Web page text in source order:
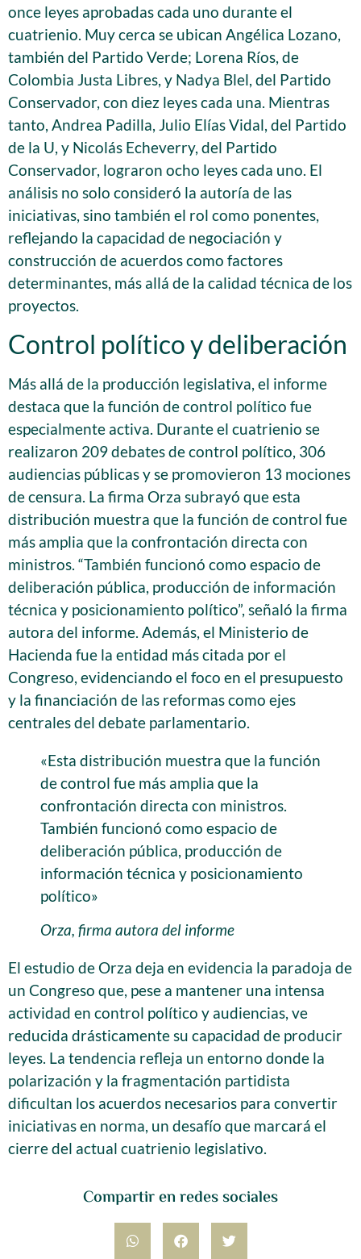
Compartir en redes sociales
once leyes aprobadas cada uno durante el
cuatrienio. Muy cerca se ubican Angélica Lozano,
también del Partido Verde; Lorena Ríos, de
Colombia Justa Libres, y Nadya Blel, del Partido
Conservador, con diez leyes cada una. Mientras
tanto, Andrea Padilla, Julio Elías Vidal, del Partido
de la U, y Nicolás Echeverry, del Partido
Conservador, lograron ocho leyes cada uno. El
análisis no solo consideró la autoría de las
iniciativas, sino también el rol como ponentes,
reflejando la capacidad de negociación y
construcción de acuerdos como factores
determinantes, más allá de la calidad técnica de los
proyectos.
Control político y deliberación
Más allá de la producción legislativa, el informe
destaca que la función de control político fue
especialmente activa. Durante el cuatrienio se
realizaron 209 debates de control político, 306
audiencias públicas y se promovieron 13 mociones
de censura. La firma Orza subrayó que esta
distribución muestra que la función de control fue
más amplia que la confrontación directa con
ministros. “También funcionó como espacio de
deliberación pública, producción de información
técnica y posicionamiento político”, señaló la firma
autora del informe. Además, el Ministerio de
Hacienda fue la entidad más citada por el
Congreso, evidenciando el foco en el presupuesto
y la financiación de las reformas como ejes
centrales del debate parlamentario.
«Esta distribución muestra que la función
de control fue más amplia que la
confrontación directa con ministros.
También funcionó como espacio de
deliberación pública, producción de
información técnica y posicionamiento
político»
Orza, firma autora del informe
El estudio de Orza deja en evidencia la paradoja de
un Congreso que, pese a mantener una intensa
actividad en control político y audiencias, ve
reducida drásticamente su capacidad de producir
leyes. La tendencia refleja un entorno donde la
polarización y la fragmentación partidista
dificultan los acuerdos necesarios para convertir
iniciativas en norma, un desafío que marcará el
cierre del actual cuatrienio legislativo.